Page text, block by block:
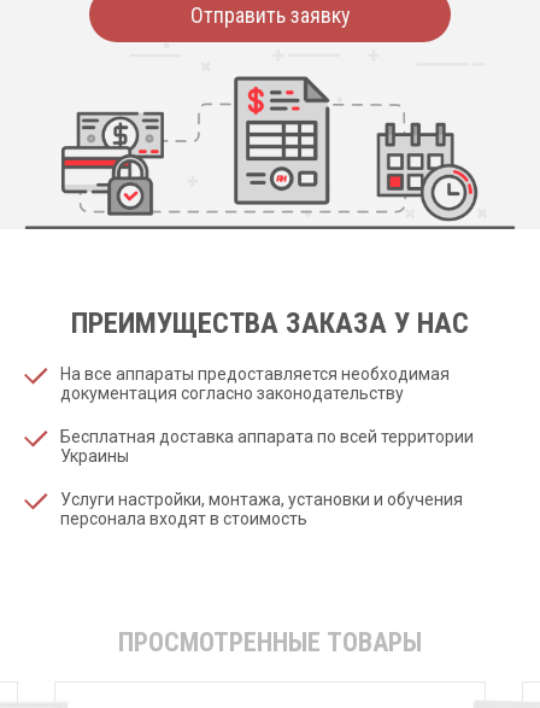
Отправить заявку
ПРЕИМУЩЕСТВА ЗАКАЗА У НАС
На все аппараты предоставляется необходимая
документация согласно законодательству
Бесплатная доставка аппарата по всей территории
Украины
Услуги настройки, монтажа, установки и обучения
персонала входят в стоимость
ПРОСМОТРЕННЫЕ ТОВАРЫ